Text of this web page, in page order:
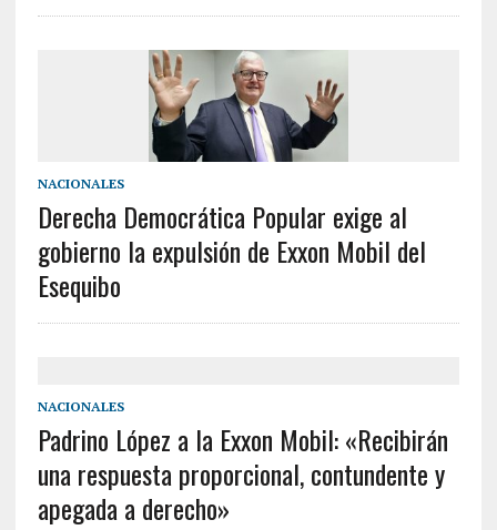
NACIONALES
Derecha Democrática Popular exige al
gobierno la expulsión de Exxon Mobil del
Esequibo
NACIONALES
Padrino López a la Exxon Mobil: «Recibirán
una respuesta proporcional, contundente y
apegada a derecho»